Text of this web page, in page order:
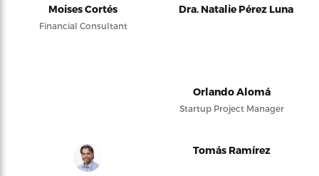
Moises Cortés
Financial Consultant
Dra. Natalie Pérez Luna
Orlando Alomá
Startup Project Manager
Tomás Ramírez